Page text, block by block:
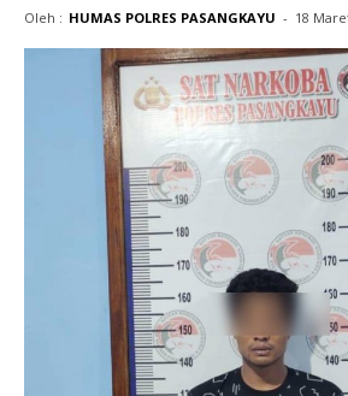
Oleh : HUMAS POLRES PASANGKAYU - 18